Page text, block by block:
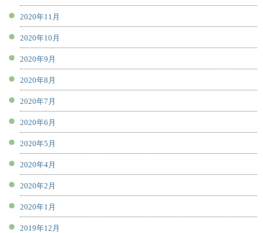
2020年11月
2020年10月
2020年9月
2020年8月
2020年7月
2020年6月
2020年5月
2020年4月
2020年2月
2020年1月
2019年12月